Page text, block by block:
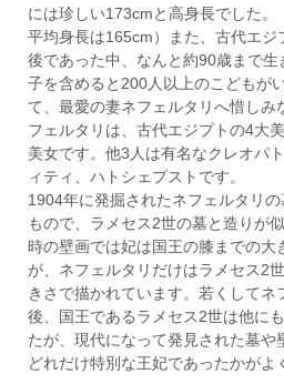
には珍しい173cmと高身長でした
平均身長は165cm）また、古代エ
後であった中、なんと約90歳まで
子を含めると200人以上のこどもが
て、最愛の妻ネフェルタリへ惜しみ
フェルタリは、古代エジプトの4大
美女です。他3人は有名なクレオパ
ィティ、ハトシェプストです。
1904年に発掘されたネフェルタリ
もので、ラメセス2世の墓と造りが
時の壁画では妃は国王の膝までの大
が、ネフェルタリだけはラメセス2
きさで描かれています。若くしてネ
後、国王であるラメセス2世は他に
たが、現代になって発見された墓や
どれだけ特別な王妃であったかがよ